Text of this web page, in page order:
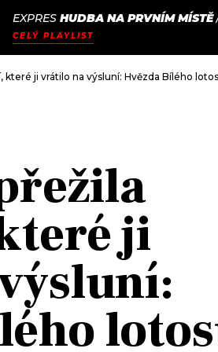
JAK
NALADIT
EXPRES HUDBA NA PRVNÍM MÍSTĚ
CELÝ PLAYLIST
které ji vrátilo na výsluní: Hvězda Bílého
ji